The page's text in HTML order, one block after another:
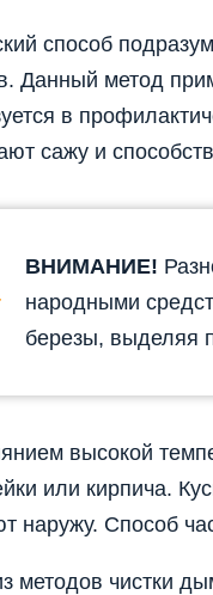
способ
Данный метод
в
сажу и
ВНИМАНИЕ!
народными
березы, выделяя
высокой
или кирпича.
наружу. Способ
методов чистки